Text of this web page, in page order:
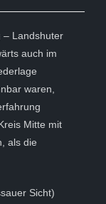
– Landshuter
auch im
waren,
Mitte mit
als die
Sicht)